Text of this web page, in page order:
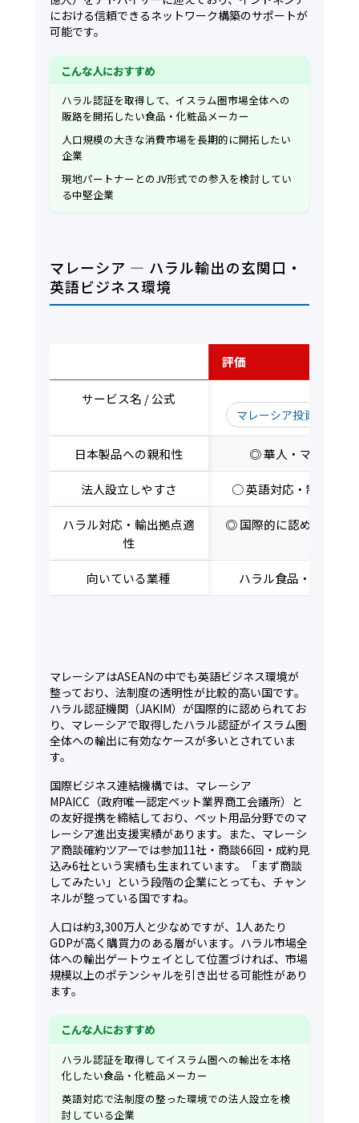
における信頼できるネットワーク構築のサポートが
可能です。
こんな人におすすめ
ハラル認証を取得して、イスラム圏市場全体への
販路を開拓したい食品・化粧品メーカー
人口規模の大きな消費市場を長期的に開拓したい
企業
現地パートナーとのJV形式での参入を検討してい
る中堅企業
マレーシア — ハラル輸出の玄関口・
英語ビジネス環境
評価
サービス名 / 公式
マレーシア投資開発庁
日本製品への親和性 ◎ 華人・マレー系
法人設立しやすさ ○ 英語対応・制度整備
ハラル対応・輸出拠点適
性
◎ 国際的に認められた
向いている業種 ハラル食品・化粧品
マレーシアはASEANの中でも英語ビジネス環境が
整っており、法制度の透明性が比較的高い国です。
ハラル認証機関（JAKIM）が国際的に認められてお
り、マレーシアで取得したハラル認証がイスラム圏
全体への輸出に有効なケースが多いとされていま
す。
国際ビジネス連結機構では、マレーシア
MPAICC（政府唯一認定ペット業界商工会議所）と
の友好提携を締結しており、ペット用品分野でのマ
レーシア進出支援実績があります。また、マレーシ
ア商談確約ツアーでは参加11社・商談66回・成約見
込み6社という実績も生まれています。「まず商談
してみたい」という段階の企業にとっても、チャン
ネルが整っている国ですね。
人口は約3,300万人と少なめですが、1人あたり
GDPが高く購買力のある層がいます。ハラル市場全
体への輸出ゲートウェイとして位置づければ、市場
規模以上のポテンシャルを引き出せる可能性があり
ます。
こんな人におすすめ
ハラル認証を取得してイスラム圏への輸出を本格
化したい食品・化粧品メーカー
英語対応で法制度の整った環境での法人設立を検
討している企業